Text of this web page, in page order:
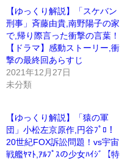
【ゆっくり解説】「スケバン
刑事」斉藤由貴,南野陽子の家
で,帰り際言った衝撃の言葉！
【ドラマ】感動ストーリー,衝
撃の最終回あらすじ
2021年12月27日
未分類
【ゆっくり解説】「猿の軍
団」小松左京原作,円谷ﾌﾟﾛ！
20世紀FOX訴訟問題！vs宇宙
戦艦ﾔﾏﾄ,ｱﾙﾌﾟｽの少女ﾊｲｼﾞ【特